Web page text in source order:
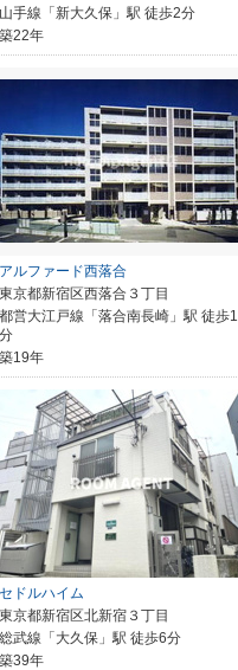
山手線「新大久保」駅 徒歩2分
築22年
アルファード西落合
東京都新宿区西落合３丁目
都営大江戸線「落合南長崎」駅 徒歩1
分
築19年
セドルハイム
東京都新宿区北新宿３丁目
総武線「大久保」駅 徒歩6分
築39年